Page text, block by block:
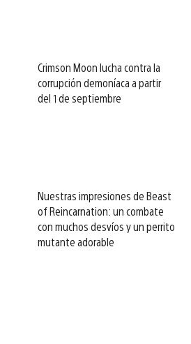
Crimson Moon lucha contra la
corrupción demoníaca a partir
del 1 de septiembre
Nuestras impresiones de Beast
of Reincarnation: un combate
con muchos desvíos y un perrito
mutante adorable